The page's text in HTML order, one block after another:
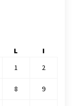
L
I
1
2
8 9